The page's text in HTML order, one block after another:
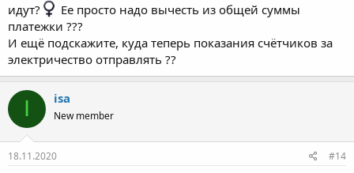
идут?‍
Ее просто надо вычесть из общей суммы
платежки ???
И ещё подскажите, куда теперь показания счётчиков за
электричество отправлять ??
I isa
New member
18.11.2020 #14